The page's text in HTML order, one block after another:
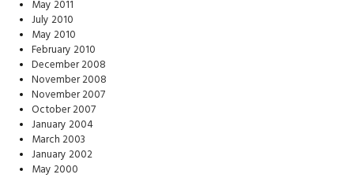
May 2011
July 2010
May 2010
February 2010
December 2008
November 2008
November 2007
October 2007
January 2004
March 2003
January 2002
May 2000